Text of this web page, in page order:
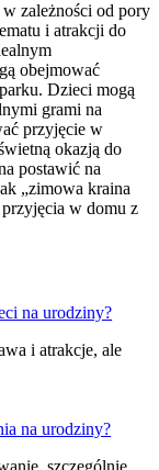
zależności od pory
i atrakcji do
obejmować
Dzieci mogą
grami na
przyjęcie w
okazją do
postawić na
„zimowa kraina
w domu z
na urodziny?
i atrakcje, ale
na urodziny?